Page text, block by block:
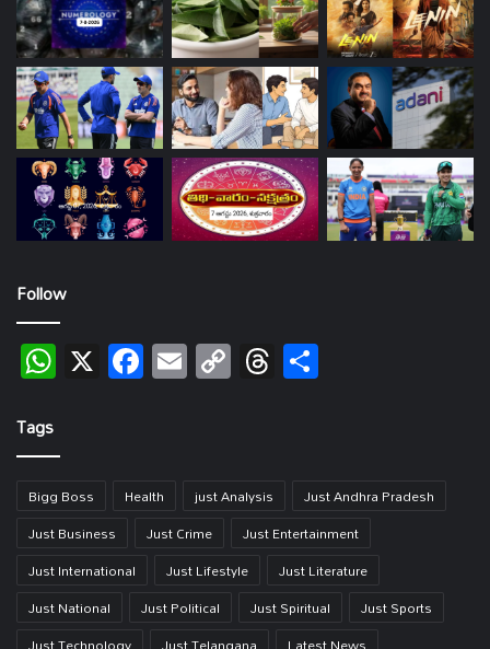
Follow
WhatsApp
X Facebook
EmailCopy
Link
Threads
Tags
Bigg Boss Health just Analysis
Just Andhra Pradesh
Just Business
Just Crime
Just Entertainment
Just International
Just Lifestyle
Just Literature
Just National
Just Political Just Spiritual
Just Sports